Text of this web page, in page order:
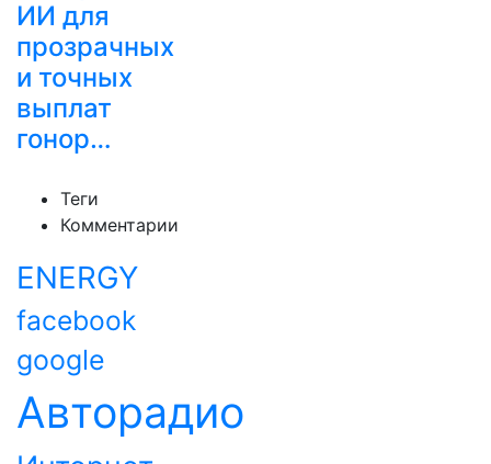
ИИ для
прозрачных
и точных
выплат
гонор…
Теги
Комментарии
ENERGY
facebook
google
Авторадио